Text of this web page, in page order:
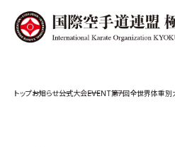
お知らせ公式大会EVENT第7回全世界体重別